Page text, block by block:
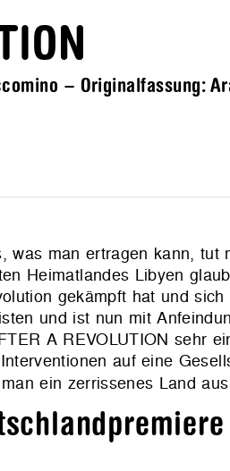
– Originalfassung:
was man ertragen kann, tut
Heimatlandes Libyen
gekämpft hat und
und ist nun mit
A REVOLUTION sehr
auf eine
ein zerrissenes Land